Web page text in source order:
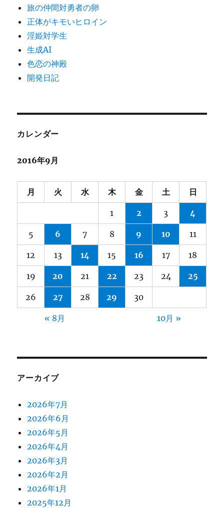
旅の仲間対勇者の卵
正体がキモいヒロイン
淫姫対学生
生成AI
色恋の神殿
開発日記
カレンダー
2016年9月
月 火 水 木 金 土 日
1 2 3 4
5 6 7 8 9 10 11
12 13 14 15 16 17 18
19 20 21 22 23 24 25
26 27 28 29 30
« 8月 10月 »
アーカイブ
2026年7月
2026年6月
2026年5月
2026年4月
2026年3月
2026年2月
2026年1月
2025年12月